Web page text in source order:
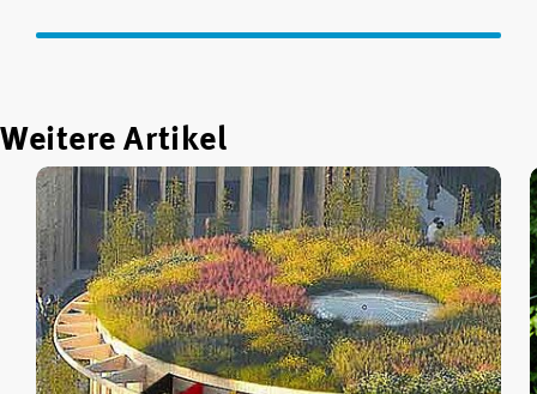
Weitere Artikel